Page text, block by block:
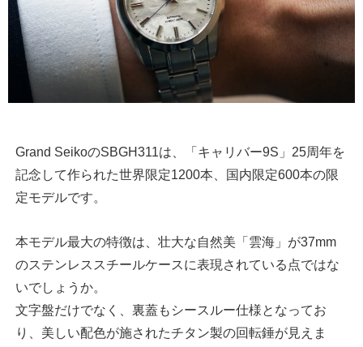
Grand SeikoのSBGH311は、「キャリバー9S」25周年を
記念して作られた世界限定1200本、国内限定600本の限
定モデルです。
本モデル最大の特徴は、壮大な自然美「雲海」が37mm
のステンレススチールケースに表現されている点ではな
いでしょうか。
文字盤だけでなく、裏蓋もシースルー仕様となってお
り、美しい配色が施されたチタン製の回転錘が見えま